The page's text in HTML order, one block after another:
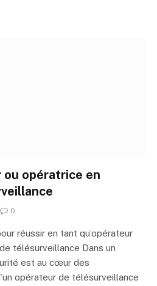
opératrice en
0
réussir en tant qu’opérateur
télésurveillance Dans un
est au cœur des
opérateur de télésurveillance